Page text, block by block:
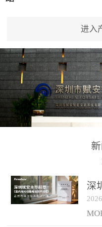
事故频发，传统的火灾探
测方法已无法满足要求。
尤其是目前众多的大型影
剧院、会议展览中心、体
育馆、大型仓库和隧道空
间等，其建筑结构特殊、
火灾隐患多。一旦发生火
传统的火灾关测器无法被
及时缺发，不能及早发现
和有效扑救火火，这不仅
进入
深
光
布
2026